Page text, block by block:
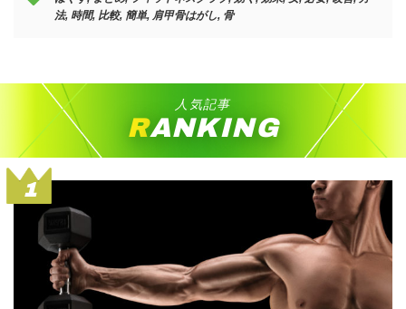
法, 時間, 比較, 簡単, 肩甲骨はがし, 骨
人気記事
RANKING
1